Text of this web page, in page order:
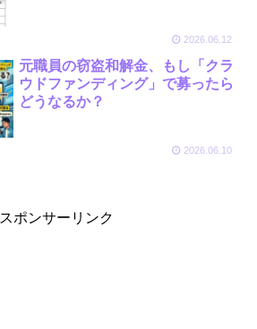
2026.06.12
元職員の窃盗和解金、もし「クラ
ウドファンディング」で募ったら
どうなるか？
2026.06.10
スポンサーリンク